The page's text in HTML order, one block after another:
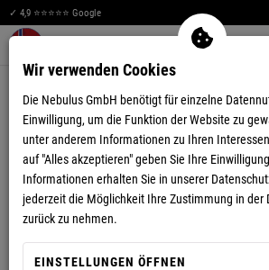
✓ 4,9 ⭐⭐⭐⭐⭐ Google
SOFTSHELL SKIJACKE VIGGO
Wir verwenden Cookies
Die Nebulus GmbH benötigt für einzelne
Einwilligung, um die Funktion der Website zu
unter anderem Informationen zu Ihren
auf "Alles akzeptieren" geben Sie Ihre
Informationen erhalten Sie in unserer
jederzeit die Möglichkeit Ihre Zustimmung in der
zurück zu nehmen.
EINSTELLUNGEN ÖFFNEN